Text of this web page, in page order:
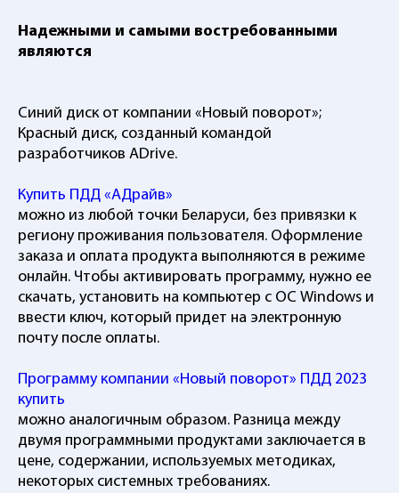
Надежными и самыми востребованными
являются
Синий диск от компании «Новый поворот»;
Красный диск, созданный командой
разработчиков ADrive.
Купить ПДД «АДрайв»
можно из любой точки Беларуси, без привязки к
региону проживания пользователя. Оформление
заказа и оплата продукта выполняются в режиме
онлайн. Чтобы активировать программу, нужно ее
скачать, установить на компьютер с ОС Windows и
ввести ключ, который придет на электронную
почту после оплаты.
Программу компании «Новый поворот» ПДД 2023
купить
можно аналогичным образом. Разница между
двумя программными продуктами заключается в
цене, содержании, используемых методиках,
некоторых системных требованиях.